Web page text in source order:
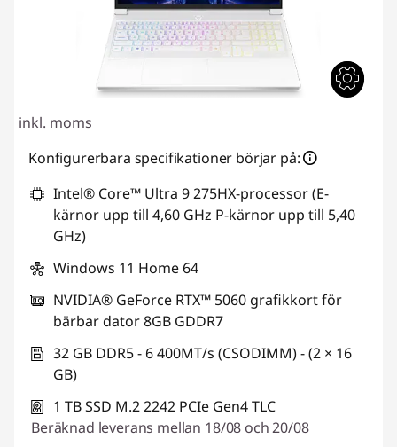
inkl. moms
Konfigurerbara specifikationer börjar på:
Intel® Core™ Ultra 9 275HX-processor (E-
kärnor upp till 4,60 GHz P-kärnor upp till 5,40
GHz)
Windows 11 Home 64
NVIDIA® GeForce RTX™ 5060 grafikkort för
bärbar dator 8GB GDDR7
32 GB DDR5 - 6 400MT/s (CSODIMM) - (2 × 16
GB)
1 TB SSD M.2 2242 PCIe Gen4 TLC
Beräknad leverans mellan 18/08 och 20/08